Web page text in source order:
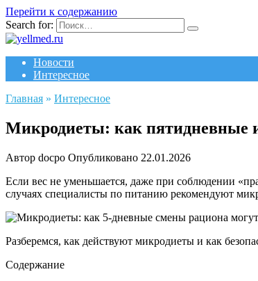
Перейти к содержанию
Search for:
Новости
Интересное
Главная » Интересное
Микродиеты: как пятидневные
Автор docpo Опубликовано 22.01.2026
Если вес не уменьшается, даже при соблюдении
случаях специалисты по питанию рекомендуют
Разберемся, как действуют микродиеты и как
Содержание